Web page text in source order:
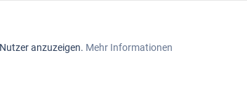
anzuzeigen. Mehr Informationen